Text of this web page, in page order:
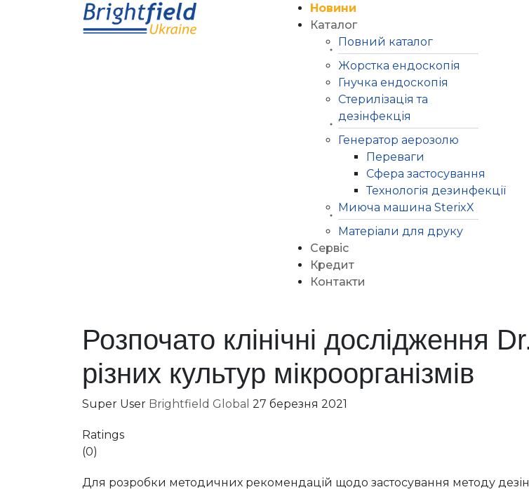
Новини
Каталог
Повний каталог
Жорстка ендоскопія
Гнучка ендоскопія
Стерилізація та
дезінфекція
Генератор аерозолю
Переваги
Сфера застосування
Технологія дезинфекції
Миюча машина SterixX
Матеріали для друку
Сервіс
Кредит
Контакти
Розпочато клінічні дослідження
різних культур мікроорганізмів
Super User Brightfield Global 27 березня 2021
Ratings
(0)
Для розробки методичних рекомендацій щодо застосування методу